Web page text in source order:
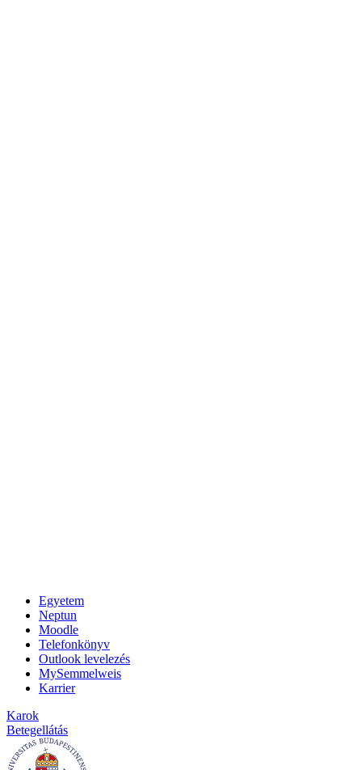
Egyetem
Neptun
Moodle
Telefonkönyv
Outlook levelezés
MySemmelweis
Karrier
Karok
Betegellátás